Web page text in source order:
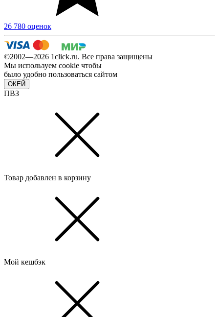
26 780 оценок
©2002—2026 1сlick.ru. Все права защищены
Мы используем cookie чтобы
было удобно пользоваться сайтом
ОКЕЙ
ПВЗ
Товар добавлен в корзину
Мой кешбэк